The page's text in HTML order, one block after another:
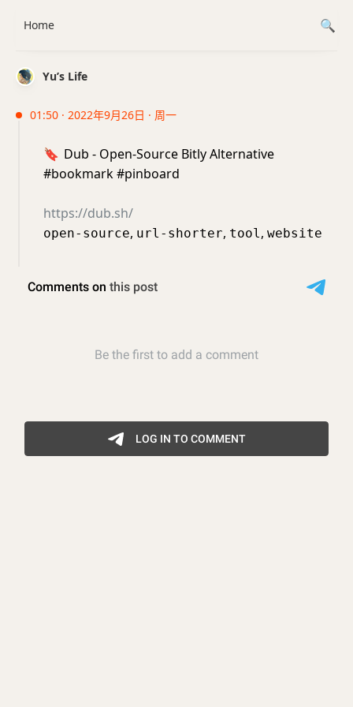
Yu’s Life
01:50 · 2022年9月26日 · 周一
🔖 Dub - Open-Source Bitly Alternative
#bookmark #pinboard
https://dub.sh/
open-source, url-shorter, tool, website
Home